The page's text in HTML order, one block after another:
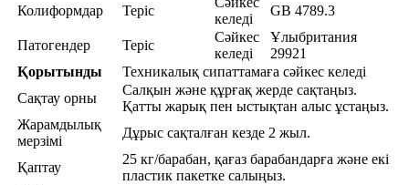
Колиформдар Теріс
келеді
GB 4789.3
Патогендер Теріс
Сәйкес
келеді
Ұлыбритания
29921
Қорытынды
Техникалық сипаттамаға сәйкес келеді
Сақтау орны
Салқын және құрғақ жерде сақтаңыз.
Қатты жарық пен ыстықтан алыс ұстаңыз.
Жарамдылық
мерзімі
Дұрыс сақталған кезде 2 жыл.
Қаптау
25 кг/барабан, қағаз барабандарға және екі
пластик пакетке салыңыз.